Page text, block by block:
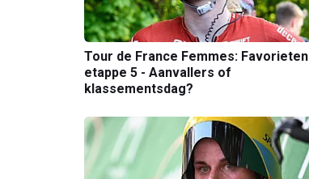
Tour de France Femmes: Favorieten
etappe 5 - Aanvallers of
klassementsdag?